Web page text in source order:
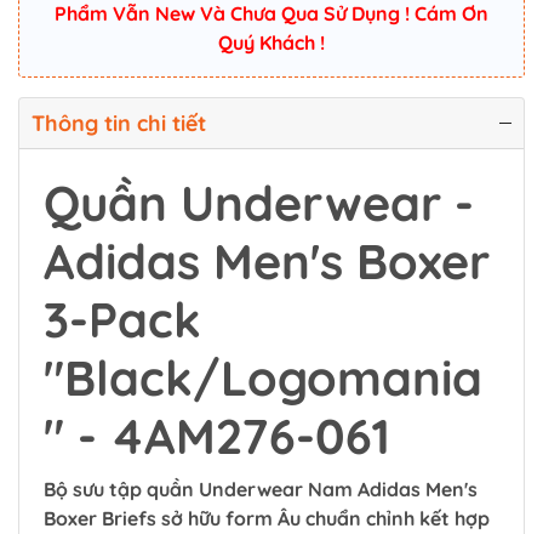
Phẩm Vẫn New Và Chưa Qua Sử Dụng ! Cám Ơn
Quý Khách !
Thông tin chi tiết
Quần Underwear -
Adidas Men's Boxer
3-Pack
"Black/Logomania
" - 4AM276-061
Bộ sưu tập quần Underwear Nam Adidas Men's
Boxer Briefs sở hữu form Âu chuẩn chỉnh kết hợp